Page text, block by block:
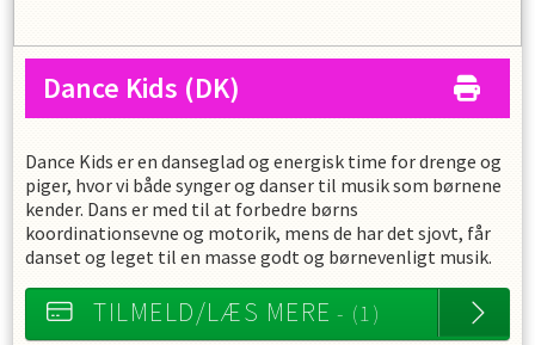
Dance Kids (DK)
Dance Kids er en danseglad og energisk time for drenge og
piger, hvor vi både synger og danser til musik som børnene
kender. Dans er med til at forbedre børns
koordinationsevne og motorik, mens de har det sjovt, får
danset og leget til en masse godt og børnevenligt musik.
TILMELD/LÆS MERE - (1)